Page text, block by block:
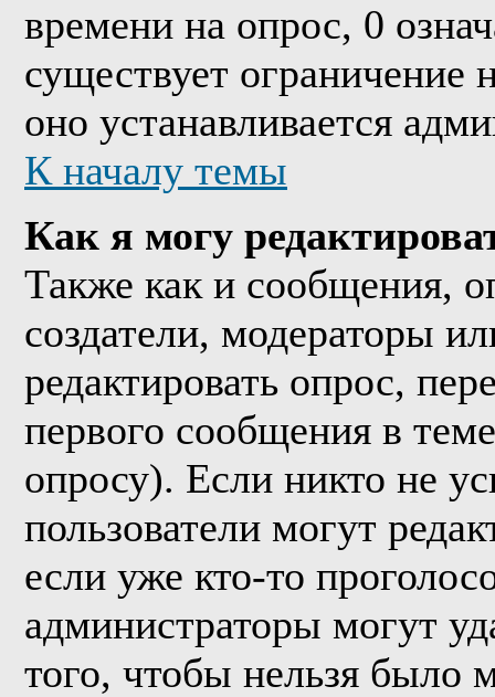
времени на опрос, 0
существует ограничение
оно устанавливается
К началу темы
Как я могу
Также как и сообщения,
создатели, модераторы
редактировать опрос,
первого сообщения в
опросу). Если никто не
пользователи могут
если уже кто-то
администраторы могут
того, чтобы нельзя было